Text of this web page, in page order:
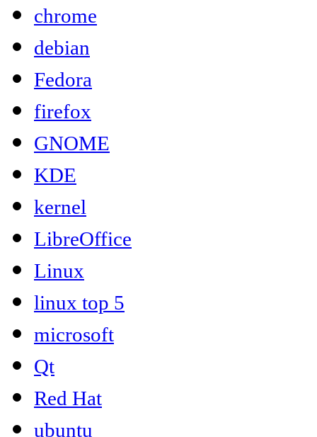
chrome
debian
Fedora
firefox
GNOME
KDE
kernel
LibreOffice
Linux
linux top 5
microsoft
Qt
Red Hat
ubuntu